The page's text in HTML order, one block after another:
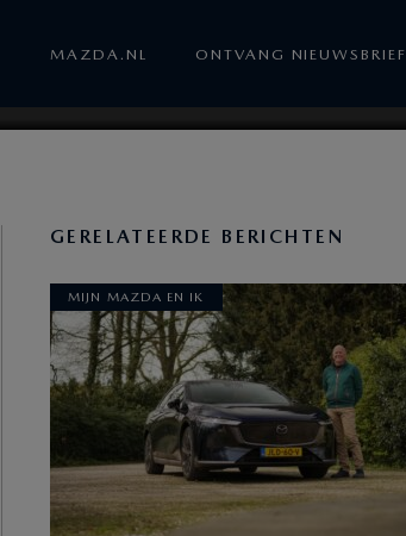
MAZDA.NL ONTVANG NIEUWSBRIEF
GERELATEERDE BERICHTEN
MIJN MAZDA EN IK